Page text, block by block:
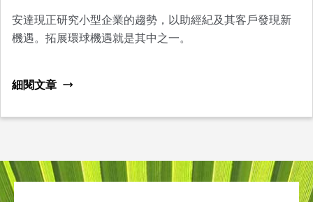
安達現正研究小型企業的趨勢，以助經紀及其客戶發現新
機遇。拓展環球機遇就是其中之一。
細閱文章